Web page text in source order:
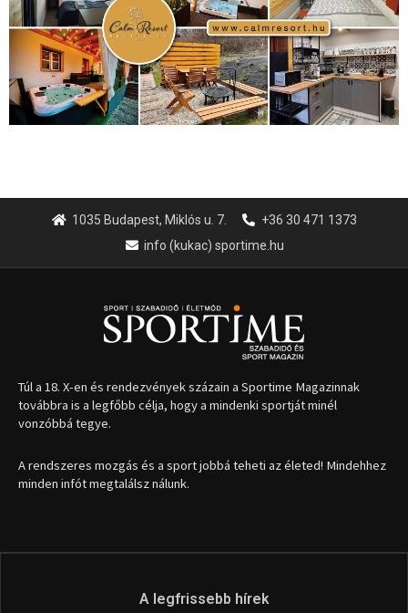
1035 Budapest, Miklós u. 7.
+36 30 471 1373
info (kukac) sportime.hu
Túl a 18. X-en és rendezvények százain a Sportime Magazinnak
továbbra is a legfőbb célja, hogy a mindenki sportját minél
vonzóbbá tegye.
A rendszeres mozgás és a sport jobbá teheti az életed! Mindehhez
minden infót megtalálsz nálunk.
A legfrissebb hírek